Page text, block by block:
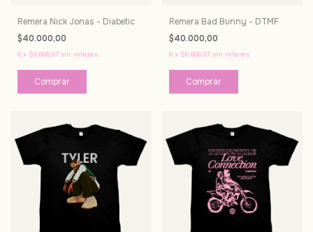
Remera Nick Jonas - Diabetic
$40.000,00
6 x $6.666,67 sin interés
Comprar
Remera Bad Bunny - DTMF
$40.000,00
6 x $6.666,67 sin interés
Comprar